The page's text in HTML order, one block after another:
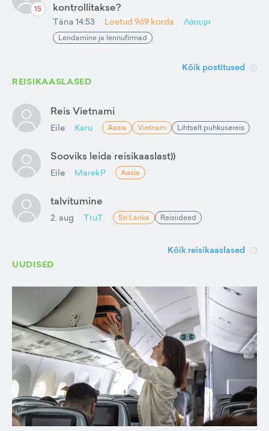
15
kontrollitakse?
Täna 14:53 Loetud 969 korda Λάουρι
Lendamine ja lennufirmad
Kõik postitused
REISIKAASLASED
Reis Vietnami
Eile Karu Aasia Vietnam Lihtsalt puhkusereis
Sooviks leida reisikaaslast))
Eile MarekP Aasia
talvitumine
2. aug TruT Sri Lanka Reisiideed
Kõik reisikaaslased
UUDISED